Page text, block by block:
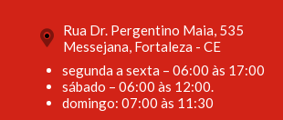
Rua Dr. Pergentino Maia, 535
Messejana, Fortaleza - CE
segunda a sexta – 06:00 às 17:00
sábado – 06:00 às 12:00.
domingo: 07:00 às 11:30